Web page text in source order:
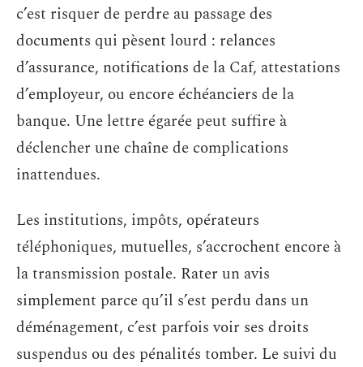
c’est risquer de perdre au passage des
documents qui pèsent lourd : relances
d’assurance, notifications de la Caf, attestations
d’employeur, ou encore échéanciers de la
banque. Une lettre égarée peut suffire à
déclencher une chaîne de complications
inattendues.
Les institutions, impôts, opérateurs
téléphoniques, mutuelles, s’accrochent encore à
la transmission postale. Rater un avis
simplement parce qu’il s’est perdu dans un
déménagement, c’est parfois voir ses droits
suspendus ou des pénalités tomber. Le suivi du